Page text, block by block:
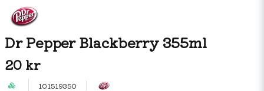
Dr Pepper Blackberry 355ml
20 kr
101519350